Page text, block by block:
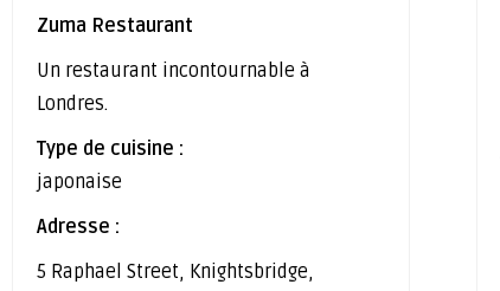
Zuma Restaurant
Un restaurant incontournable à
Londres.
Type de cuisine :
japonaise
Adresse :
5 Raphael Street, Knightsbridge,